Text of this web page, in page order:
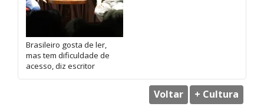
Brasileiro gosta de ler,
mas tem dificuldade de
acesso, diz escritor
Voltar + Cultura